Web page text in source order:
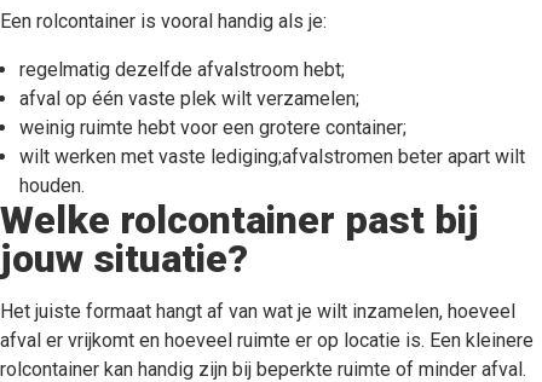
Een rolcontainer is vooral handig als je:
regelmatig dezelfde afvalstroom hebt;
afval op één vaste plek wilt verzamelen;
weinig ruimte hebt voor een grotere container;
wilt werken met vaste lediging;afvalstromen beter apart wilt
houden.
Welke rolcontainer past bij
jouw situatie?
Het juiste formaat hangt af van wat je wilt inzamelen, hoeveel
afval er vrijkomt en hoeveel ruimte er op locatie is. Een kleinere
rolcontainer kan handig zijn bij beperkte ruimte of minder afval.